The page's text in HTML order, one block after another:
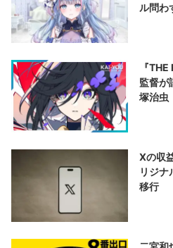
ル問わ
『
監督が
塚治虫
Xの収
リジナ
移行